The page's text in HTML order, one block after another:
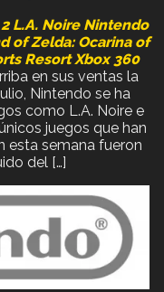
L.A. Noire Nintendo
of Zelda: Ocarina of
Resort Xbox 360
en sus ventas la
Nintendo se ha
como L.A. Noire e
juegos que han
esta semana fueron
del […]